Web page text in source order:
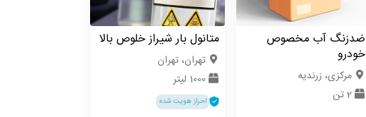
ضدزنگ آب مخصوص
خودرو
مركزی، زرندیه
2 تن
متانول بار شیراز خلوص بالا
تهران، تهران
1000 لیتر
احراز هویت شده